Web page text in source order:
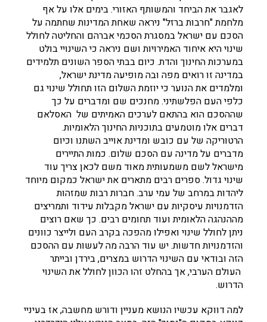
לאגבר את הביחד והמשותף האזורי. בימים אלו על אף
מלחמת "חרבות ברזל" ניראה שאחת המדינות שחתמה על
הסכם עם ישראל במסגרת הסכמי אברהם והחליטה לחולל
שינוי היא איחוד האמירויות ושם ניראה כי השינויי בולט
במערכות החינוך והדת. כיום בבתי הספר השונים תלמידים
במדינה זו רואים מפה ובה מופיעה מדינת ישראל,
ומלמדים את הנוער כי יוזמת השלום הזו תחולל שינוי גם
כלפי העם הפלשתיני. מחנכים שם ומדברים על כך
שההסכם הוא בהתאם לערכים האמיתים של האסלאם
דברים אלו מוטמעים בתוכניות החינוך הלאומיות.
הרטוריקה של עם כובש ומדינת אוייב השתנו וכיום
מדברים על מדינה עם הסכם שלום. כמות התיירים
מישראל לשם משמעותית מאוד משם לכאן צריך עוד
שינוי גדול. ספרים רבים מתארים את ישראל כמקום מיוחד
ליהדות במרחב של עמי ערב. חברות רבות שמזהות
הזדמנויות עיסקיות עם ישראל מקבלות עידוד ותמריצים
מההנהגה הלאומית ועוד תחומים רבים. כך שאם רוצים
ניתן לחולל שינוי ואפילו מהפכה בקרב העם ולייצר כוונים
והזדמנויות חדשות. יש עוד הרבה מה לעשות עם ההסכם
הזה ובודאי עם השינוי הדרוש במצרים, בירדן ובייתר
העולם הערבי, אך בהחלט זהו הכוון לחולל את השינוי
הדרוש.
למה דווקא עכשיו הנושא מעניין ודורש מחשבה, אז בעיניי